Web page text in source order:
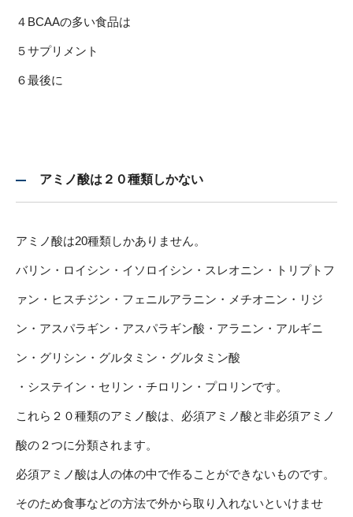
４BCAAの多い食品は
５サプリメント
６最後に
アミノ酸は２０種類しかない
アミノ酸は20種類しかありません。
バリン・ロイシン・イソロイシン・スレオニン・トリプトフ
ァン・ヒスチジン・フェニルアラニン・メチオニン・リジ
ン・アスパラギン・アスパラギン酸・アラニン・アルギニ
ン・グリシン・グルタミン・グルタミン酸
・システイン・セリン・チロリン・プロリンです。
これら２０種類のアミノ酸は、必須アミノ酸と非必須アミノ
酸の２つに分類されます。
必須アミノ酸は人の体の中で作ることができないものです。
そのため食事などの方法で外から取り入れないといけませ